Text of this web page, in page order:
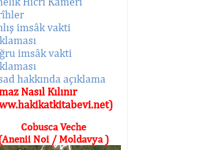
imsâk vakti
imsâk vakti
hakkında açıklama
Nasıl Kılınır
Cobusca Veche
Noi / Moldavya )